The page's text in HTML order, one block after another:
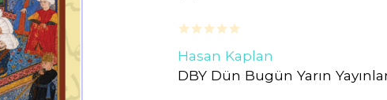
Hasan Kaplan
DBY Dün Bugün Yarın